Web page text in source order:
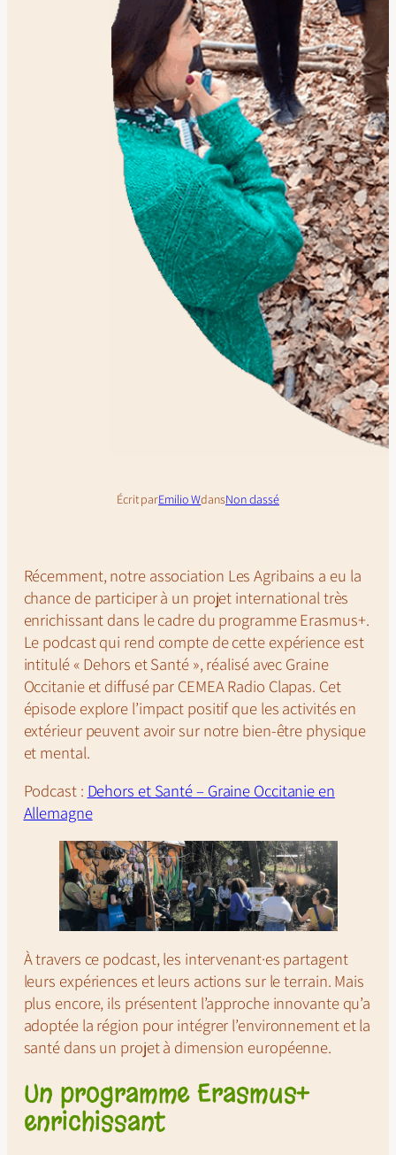
Écrit parEmilio WdansNon classé
Récemment, notre association Les Agribains a eu la
chance de participer à un projet international très
enrichissant dans le cadre du programme Erasmus+.
Le podcast qui rend compte de cette expérience est
intitulé « Dehors et Santé », réalisé avec Graine
Occitanie et diffusé par CEMEA Radio Clapas. Cet
épisode explore l’impact positif que les activités en
extérieur peuvent avoir sur notre bien-être physique
et mental.
Podcast : Dehors et Santé – Graine Occitanie en
Allemagne
À travers ce podcast, les intervenant·es partagent
leurs expériences et leurs actions sur le terrain. Mais
plus encore, ils présentent l’approche innovante qu’a
adoptée la région pour intégrer l’environnement et la
santé dans un projet à dimension européenne.
Un programme Erasmus+
enrichissant